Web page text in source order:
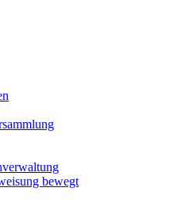
bewegt